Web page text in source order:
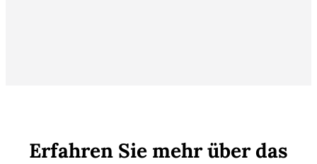
Erfahren Sie mehr über das